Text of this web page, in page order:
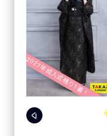
2027年成人式残り1着！